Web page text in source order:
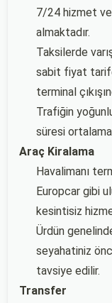
7/24 hizmet
almaktadır.
Taksilerde
sabit fiyat
terminal
Trafiğin
süresi ortalama
Araç Kiralama
Havalimanı
Europcar gibi
kesintisiz
Ürdün
seyahatiniz
tavsiye edilir.
Transfer